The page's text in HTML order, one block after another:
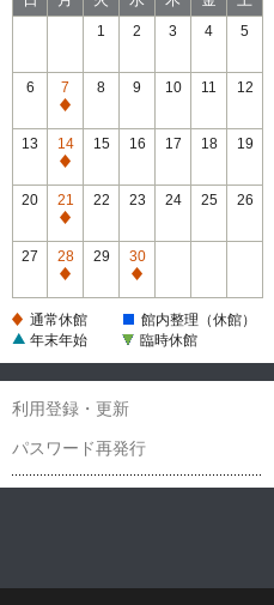
1 2 3 4 5
6
7
通
常
休
館
8 9 10 11 12
13
14
通
常
休
館
15 16 17 18 19
20
21
通
常
休
館
22 23 24 25 26
27
28
通
休
29
30
通
休
通常休館
館内整理（休館）
年末年始
臨時休館
利用登録・更新
パスワード再発行